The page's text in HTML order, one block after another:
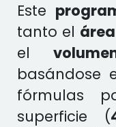
Metodología Python
Video Tutoriales
Ejercicios en otros
Este
tanto el
el
basándose
fórmulas
superficie (